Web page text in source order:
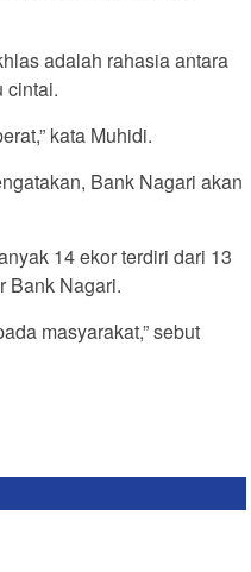
adalah rahasia antara
cintai.
kata Muhidi.
Bank Nagari akan
14 ekor terdiri dari 13
Bank Nagari.
masyarakat,” sebut